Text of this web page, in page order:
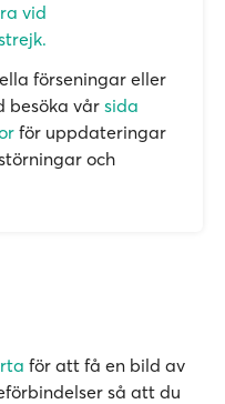
vid
förseningar eller
besöka vår sida
för uppdateringar
och
för att få en bild av
så att du